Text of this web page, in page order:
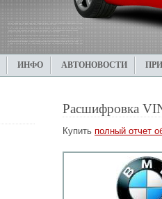
ИНФО АВТОНОВОСТИ
Расшифровка
Купить полный отчет